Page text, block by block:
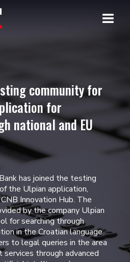
community for
for
national and EU
has joined the testing
the Ulpian application,
Innovation Hub. The
by the company Ulpian
for searching through
in the Croatian language
to legal queries in the area
services through advanced